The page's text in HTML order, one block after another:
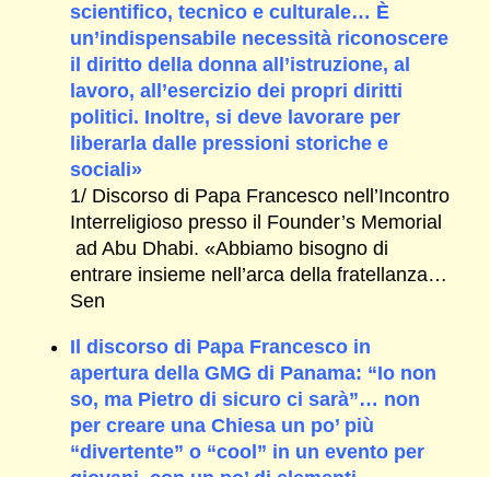
scientifico, tecnico e culturale… È
un’indispensabile necessità riconoscere
il diritto della donna all’istruzione, al
lavoro, all’esercizio dei propri diritti
politici. Inoltre, si deve lavorare per
liberarla dalle pressioni storiche e
sociali»
1/ Discorso di Papa Francesco nell’Incontro
Interreligioso presso il Founder’s Memorial
ad Abu Dhabi. «Abbiamo bisogno di
entrare insieme nell’arca della fratellanza…
Sen
Il discorso di Papa Francesco in
apertura della GMG di Panama: “Io non
so, ma Pietro di sicuro ci sarà”… non
per creare una Chiesa un po’ più
“divertente” o “cool” in un evento per